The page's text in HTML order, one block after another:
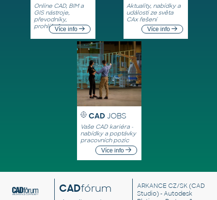
Online CAD, BIM a
GIS nástroje,
převodníky,
prohlížečeVíce info
Aktuality, nabídky a
události ze světa
CAx řešení
Více info
CAD JOBS
Vaše CAD kariéra -
nabídky a poptávky
pracovních pozic
Více info
CADfórum ARKANCE CZ/SK(CAD
Studio) - Autodesk